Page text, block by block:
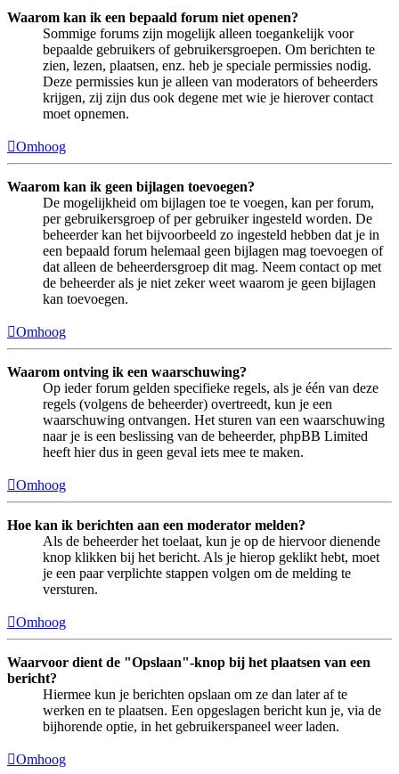
Waarom kan ik een bepaald forum niet openen?
Sommige forums zijn mogelijk alleen toegankelijk voor
bepaalde gebruikers of gebruikersgroepen. Om berichten te
zien, lezen, plaatsen, enz. heb je speciale permissies nodig.
Deze permissies kun je alleen van moderators of beheerders
krijgen, zij zijn dus ook degene met wie je hierover contact
moet opnemen.
Omhoog
Waarom kan ik geen bijlagen toevoegen?
De mogelijkheid om bijlagen toe te voegen, kan per forum,
per gebruikersgroep of per gebruiker ingesteld worden. De
beheerder kan het bijvoorbeeld zo ingesteld hebben dat je in
een bepaald forum helemaal geen bijlagen mag toevoegen of
dat alleen de beheerdersgroep dit mag. Neem contact op met
de beheerder als je niet zeker weet waarom je geen bijlagen
kan toevoegen.
Omhoog
Waarom ontving ik een waarschuwing?
Op ieder forum gelden specifieke regels, als je één van deze
regels (volgens de beheerder) overtreedt, kun je een
waarschuwing ontvangen. Het sturen van een waarschuwing
naar je is een beslissing van de beheerder, phpBB Limited
heeft hier dus in geen geval iets mee te maken.
Omhoog
Hoe kan ik berichten aan een moderator melden?
Als de beheerder het toelaat, kun je op de hiervoor dienende
knop klikken bij het bericht. Als je hierop geklikt hebt, moet
je een paar verplichte stappen volgen om de melding te
versturen.
Omhoog
Waarvoor dient de "Opslaan"-knop bij het plaatsen van een
bericht?
Hiermee kun je berichten opslaan om ze dan later af te
werken en te plaatsen. Een opgeslagen bericht kun je, via de
bijhorende optie, in het gebruikerspaneel weer laden.
Omhoog